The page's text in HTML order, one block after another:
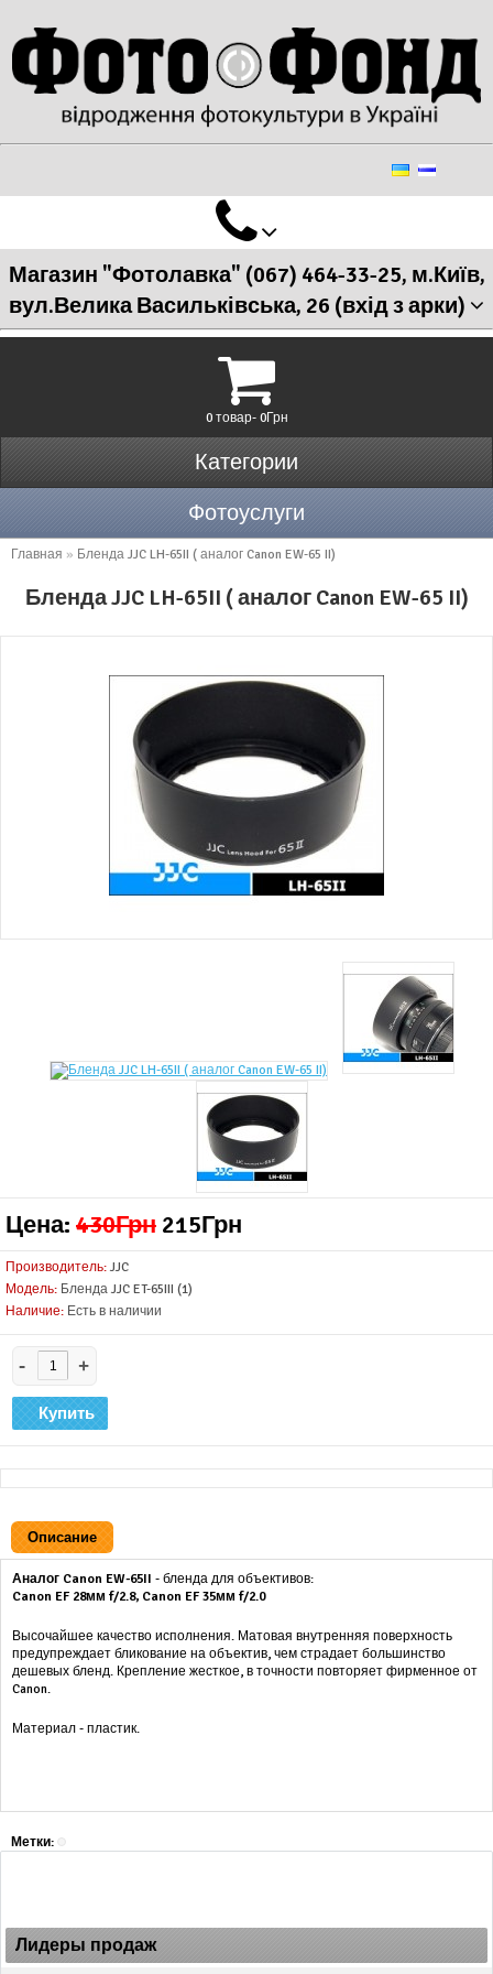
Магазин "Фотолавка" (067) 464-33-25, м.Київ,
вул.Велика Васильківська, 26 (вхід з арки)
0 товар- 0Грн
Категории
Фотоуслуги
Главная » Бленда JJC LH-65II ( аналог Canon EW-65 II)
Бленда JJC LH-65II ( аналог Canon EW-65 II)
Цена: 430Грн 215Грн
Производитель: JJC
Модель: Бленда JJC ET-65III (1)
Наличие: Есть в наличии
- +
Описание
Аналог Canon EW-65II - бленда для объективов:
Canon EF 28мм f/2.8, Canon EF 35мм f/2.0
Высочайшее качество исполнения. Матовая внутренняя поверхность
предупреждает бликование на объектив, чем страдает большинство
дешевых бленд. Крепление жесткое, в точности повторяет фирменное от
Canon.
Материал - пластик.
Метки:
Лидеры продаж